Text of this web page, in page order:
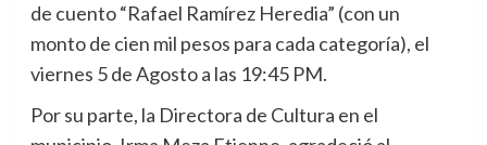
de cuento “Rafael Ramírez Heredia” (con un
monto de cien mil pesos para cada categoría), el
viernes 5 de Agosto a las 19:45 PM.
Por su parte, la Directora de Cultura en el